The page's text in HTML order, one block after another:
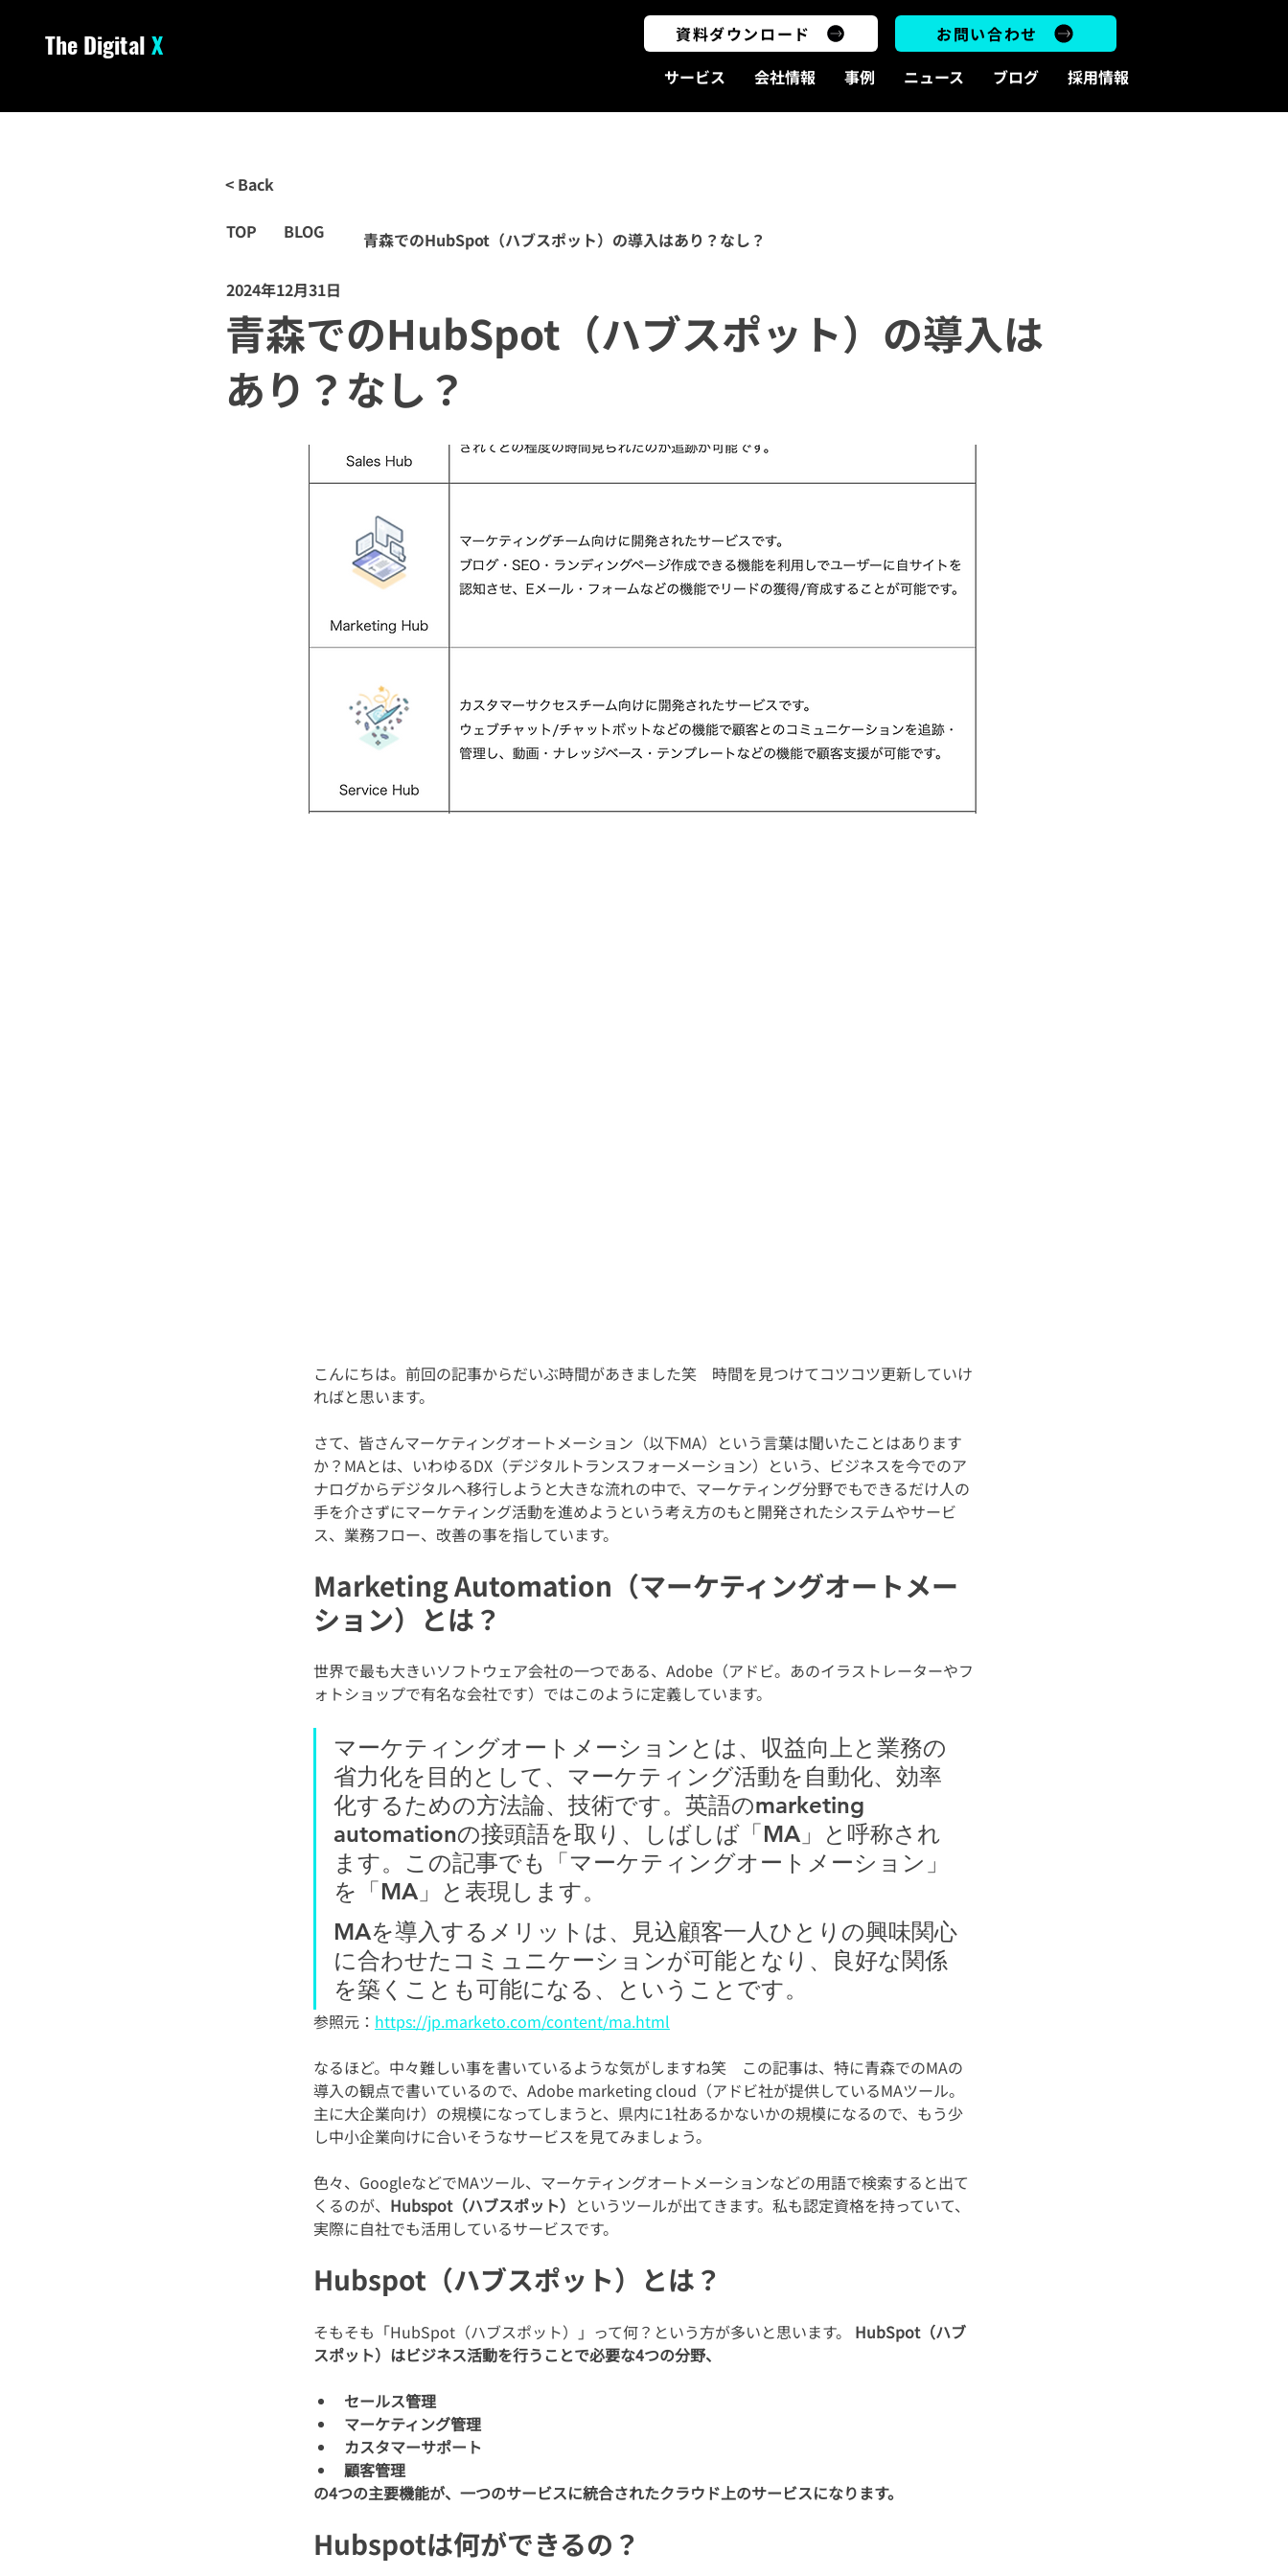
The DigitalX 資料ダウンロード
お問い合わせ
サービス
会社情報 事例 ニュース ブログ 採用情報
< Back
BLOG
TOP 青森でのHubSpot（ハブスポット）の導入はあり？なし？
2024年12月31日
青森でのHubSpot（ハブスポット）の導入は
あり？なし？
こんにちは。前回の記事からだいぶ時間があきました笑　時間を見つけてコツコツ更新していけ
ればと思います。
さて、皆さんマーケティングオートメーション（以下MA）という言葉は聞いたことはあります
か？MAとは、いわゆるDX（デジタルトランスフォーメーション）という、ビジネスを今でのア
ナログからデジタルへ移行しようと大きな流れの中で、マーケティング分野でもできるだけ人の
手を介さずにマーケティング活動を進めようという考え方のもと開発されたシステムやサービ
ス、業務フロー、改善の事を指しています。
Marketing Automation（マーケティングオートメー
ション）とは？
世界で最も大きいソフトウェア会社の一つである、Adobe（アドビ。あのイラストレーターやフ
ォトショップで有名な会社です）ではこのように定義しています。
マーケティングオートメーションとは、収益向上と業務の
省力化を目的として、マーケティング活動を自動化、効率
化するための方法論、技術です。英語のmarketing
automationの接頭語を取り、しばしば「MA」と呼称され
ます。この記事でも「マーケティングオートメーション」
を「MA」と表現します。
MAを導入するメリットは、見込顧客一人ひとりの興味関心
に合わせたコミュニケーションが可能となり、良好な関係
を築くことも可能になる、ということです。
参照元： https://jp.marketo.com/content/ma.html
なるほど。中々難しい事を書いているような気がしますね笑　この記事は、特に青森でのMAの
導入の観点で書いているので、Adobe marketing cloud（アドビ社が提供しているMAツール。
主に大企業向け）の規模になってしまうと、県内に1社あるかないかの規模になるので、もう少
し中小企業向けに合いそうなサービスを見てみましょう。
色々、GoogleなどでMAツール、マーケティングオートメーションなどの用語で検索すると出て
くるのが、 Hubspot（ハブスポット） というツールが出てきます。私も認定資格を持っていて、
実際に自社でも活用しているサービスです。
Hubspot（ハブスポット）とは？
そもそも「HubSpot（ハブスポット）」って何？という方が多いと思います。 HubSpot（ハブ
スポット）はビジネス活動を行うことで必要な4つの分野、
セールス管理
マーケティング管理
カスタマーサポート
顧客管理
の4つの主要機能が、一つのサービスに統合されたクラウド上のサービスになります。
Hubspotは何ができるの？